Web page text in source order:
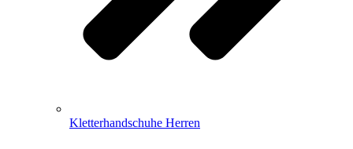
Kletterhandschuhe Herren